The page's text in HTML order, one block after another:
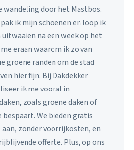
wandeling door het Mastbos.
ik mijn schoenen en loop ik
uitwaaien na een week op het
eraan waarom ik zo van
groene randen om de stad
hier fijn. Bij Dakdekker
ik me vooral in
zoals groene daken of
We bieden gratis
aan, zonder voorrijkosten, en
offerte. Plus, op ons